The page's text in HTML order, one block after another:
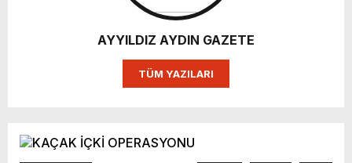
AYYILDIZ AYDIN GAZETE
TÜM YAZILARI